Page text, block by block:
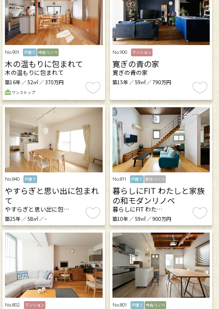
No.901 戸建て 中古リノベ
木の温もりに包まれて
木の温もりに包まれて
築16年 ／ 52㎡ ／ 370万円
ワンストップ
No.900 マンション
寛ぎの青の家
寛ぎの青の家
築15年 ／ 59㎡ ／ 790万円
No.840 戸建て
やすらぎと思い出に包まれ
て
やすらぎと思い出に包…
築25年 ／ 58㎡ ／ -
No.811 戸建て 部分リノベ
暮らしにFIT わたしと家族
の和モダンリノベ
暮らしにFIT わた…
築10年 ／ 59㎡ ／ 900万円
No.802 マンション No.801 戸建て 中古リノベ